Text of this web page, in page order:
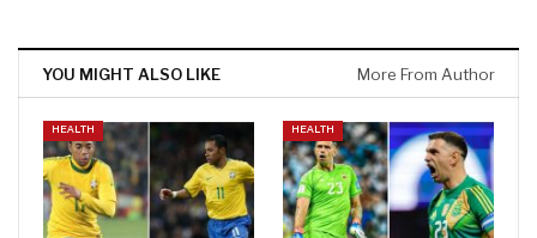
YOU MIGHT ALSO LIKE More From Author
HEALTH HEALTH